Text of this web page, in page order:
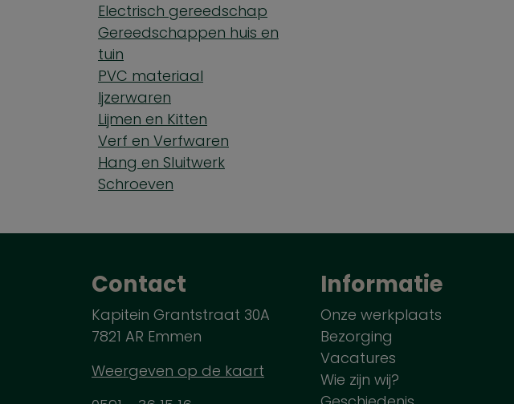
Electrisch gereedschap
Gereedschappen huis en
tuin
PVC materiaal
Ijzerwaren
Lijmen en Kitten
Verf en Verfwaren
Hang en Sluitwerk
Schroeven
Contact
Kapitein Grantstraat 30A
7821 AR Emmen
Weergeven op de kaart
Informatie
Onze werkplaats
Bezorging
Vacatures
Wie zijn wij?